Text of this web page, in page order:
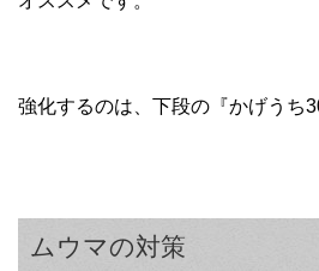
強化するのは、下段の『かげうち
ムウマの対策